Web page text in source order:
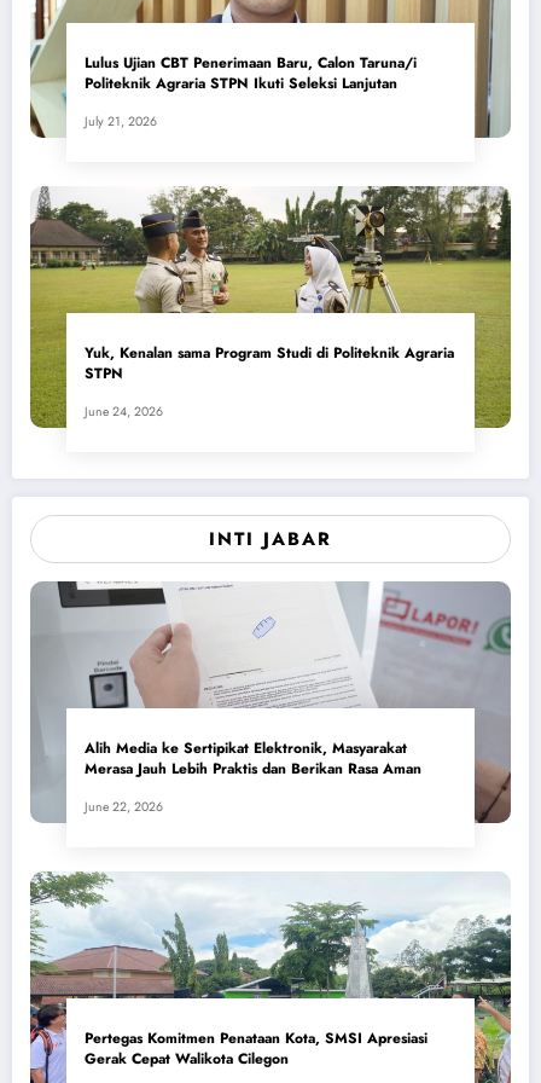
Lulus Ujian CBT Penerimaan Baru, Calon Taruna/i
Politeknik Agraria STPN Ikuti Seleksi Lanjutan
July 21, 2026
Yuk, Kenalan sama Program Studi di Politeknik Agraria
STPN
June 24, 2026
INTI JABAR
Alih Media ke Sertipikat Elektronik, Masyarakat
Merasa Jauh Lebih Praktis dan Berikan Rasa Aman
June 22, 2026
Pertegas Komitmen Penataan Kota, SMSI Apresiasi
Gerak Cepat Walikota Cilegon